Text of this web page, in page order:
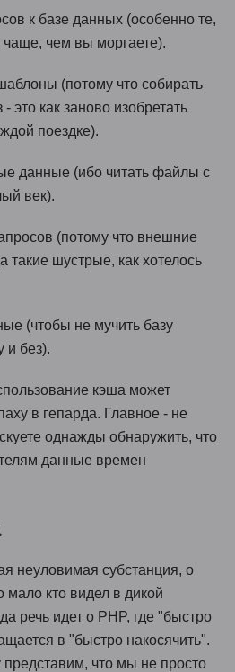
к базе данных (особенно те,
чем вы моргаете).
(потому что собирать
это как заново изобретать
поездке).
данные (ибо читать файлы с
век).
(потому что внешние
такие шустрые, как хотелось
(чтобы не мучить базу
и без).
кэша может
в гепарда. Главное - не
однажды обнаружить, что
данные времен
неуловимая субстанция, о
мало кто видел в дикой
речь идет о PHP, где "быстро
в "быстро накосячить".
представим, что мы не просто